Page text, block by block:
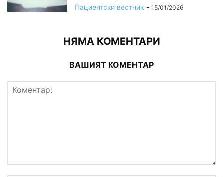
Пациентски вестник - 15/01/2026
НЯМА КОМЕНТАРИ
ВАШИЯТ КОМЕНТАР